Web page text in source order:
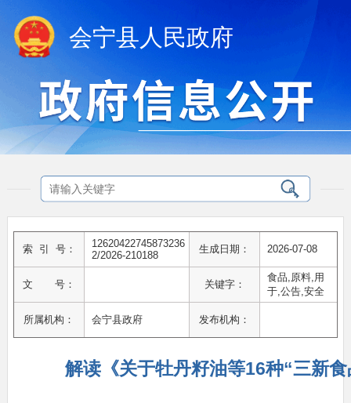
会宁县人民政府
索 引 号：
12620422745873236
2/2026-210188
生成日期： 2026-07-08
文 号： 关键字：
食品,原料,用
于,公告,安全
所属机构： 会宁县政府 发布机构：
解读《关于牡丹籽油等16种“三新